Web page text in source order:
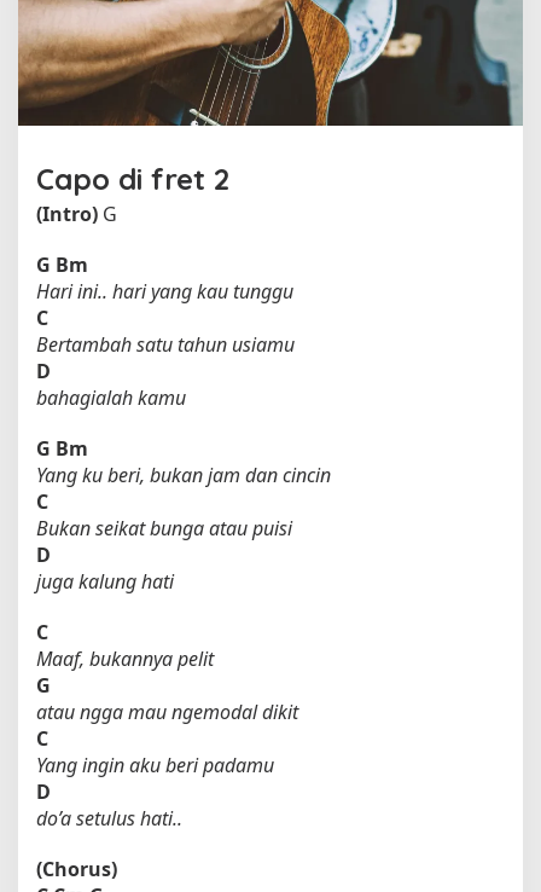
g
T
a
u
n
l
m
u
Capo di fret 2
(Intro) G
G Bm
Hari ini.. hari yang kau tunggu
C
Bertambah satu tahun usiamu
D
bahagialah kamu
G Bm
Yang ku beri, bukan jam dan cincin
C
Bukan seikat bunga atau puisi
D
juga kalung hati
C
Maaf, bukannya pelit
G
atau ngga mau ngemodal dikit
C
Yang ingin aku beri padamu
D
do’a setulus hati..
(Chorus)